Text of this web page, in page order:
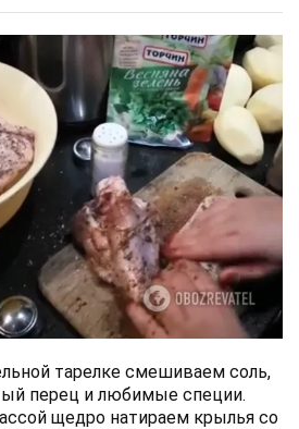
тарелке смешиваем соль,
перец и любимые специи.
щедро натираем крылья со